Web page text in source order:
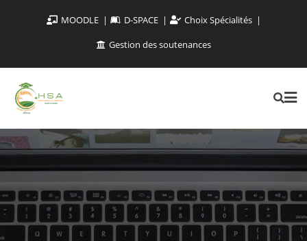
MOODLE D-SPACE
Choix Spécialités
Gestion des soutenances